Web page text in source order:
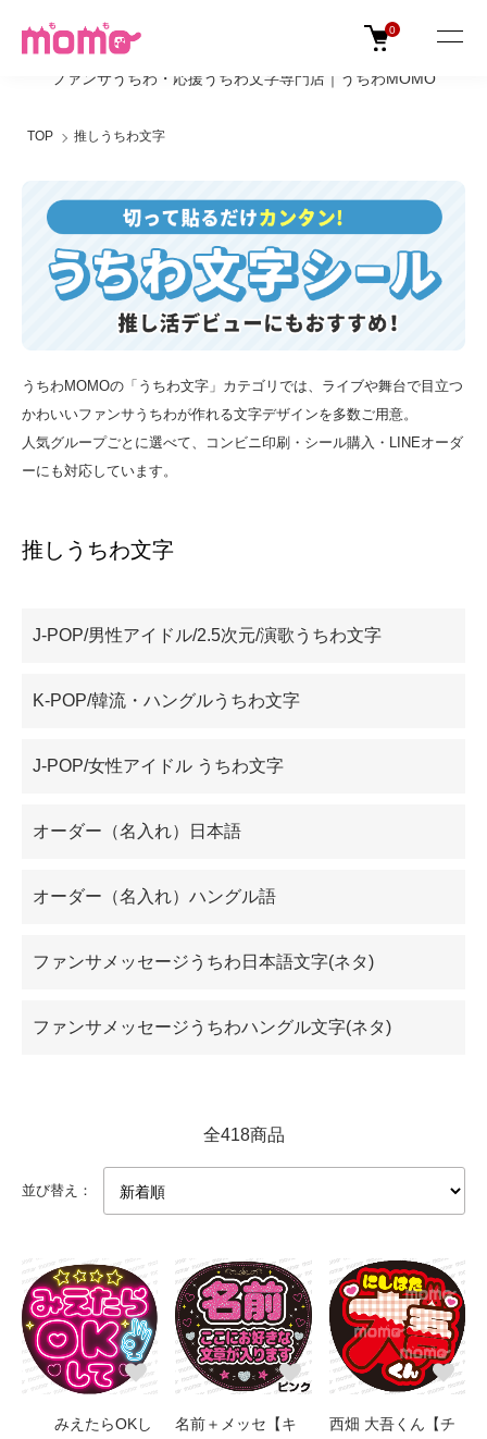
ファンサうちわ・応援うちわ文字専門店｜うちわMOMO
0
TOP 推しうちわ文字
うちわMOMOの「うちわ文字」カテゴリでは、ライブや舞台で目立つ
かわいいファンサうちわが作れる文字デザインを多数ご用意。
人気グループごとに選べて、コンビニ印刷・シール購入・LINEオーダ
ーにも対応しています。
推しうちわ文字
J-POP/男性アイドル/2.5次元/演歌うちわ文字
K-POP/韓流・ハングルうちわ文字
J-POP/女性アイドル うちわ文字
オーダー（名入れ）日本語
オーダー（名入れ）ハングル語
ファンサメッセージうちわ日本語文字(ネタ)
ファンサメッセージうちわハングル文字(ネタ)
全418商品
並び替え：
みえたらOKし
名前＋メッセ【キ
西畑 大吾くん【チ